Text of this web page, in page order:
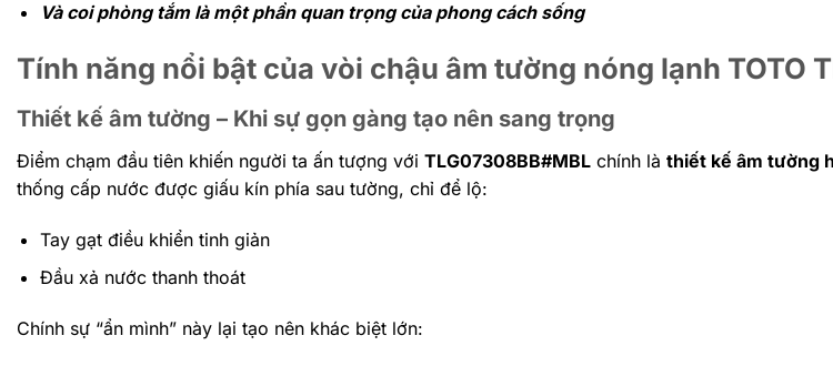
Và coi phòng tắm là một phần quan trọng của phong cách sống
Tính năng nổi bật của vòi chậu âm tường nóng lạnh TOTO
Thiết kế âm tường – Khi sự gọn gàng tạo nên sang trọng
Điểm chạm đầu tiên khiến người ta ấn tượng với TLG07308BB#MBL chính là thiết kế âm tường
thống cấp nước được giấu kín phía sau tường, chỉ để lộ:
Tay gạt điều khiển tinh giản
Đầu xả nước thanh thoát
Chính sự “ẩn mình” này lại tạo nên khác biệt lớn: